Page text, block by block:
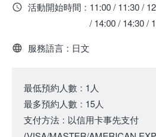
活動開始時間 : 11:00 / 11:30 /
/ 14:00 / 14:30 /
服務語言 : 日文
最低預約人數 : 1人
最多預約人數 : 15人
支付方法 : 以信用卡事先支付